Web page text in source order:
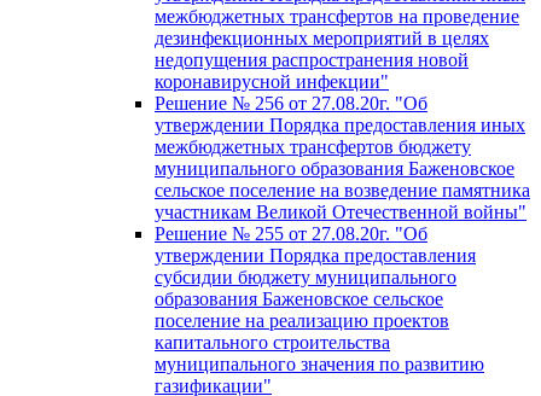
межбюджетных трансфертов на проведение
дезинфекционных мероприятий в целях
недопущения распространения новой
коронавирусной инфекции"
Решение № 256 от 27.08.20г. "Об
утверждении Порядка предоставления иных
межбюджетных трансфертов бюджету
муниципального образования Баженовское
сельское поселение на возведение памятника
участникам Великой Отечественной войны"
Решение № 255 от 27.08.20г. "Об
утверждении Порядка предоставления
субсидии бюджету муниципального
образования Баженовское сельское
поселение на реализацию проектов
капитального строительства
муниципального значения по развитию
газификации"